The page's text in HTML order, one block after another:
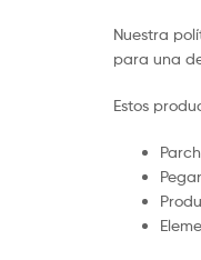
Nuestra
para una
Estos